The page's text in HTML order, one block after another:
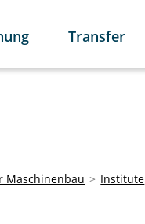
Transfer
Maschinenbau Institute